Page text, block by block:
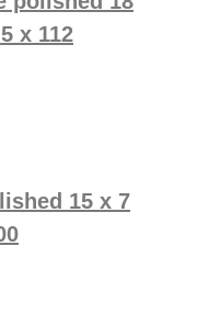
x 112
15 x 7